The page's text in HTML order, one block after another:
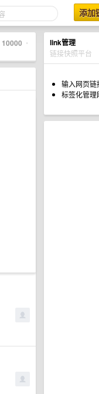
添加
link管理
链接快照平台
输入网页链
标签化管理
10000 •